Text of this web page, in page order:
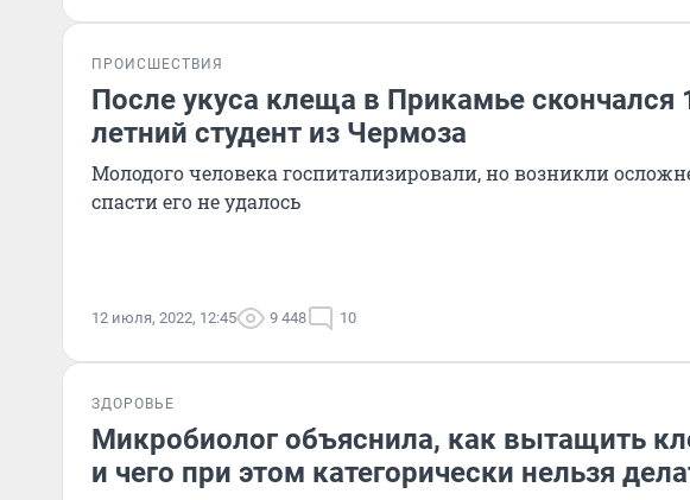
ПРОИСШЕСТВИЯ
После укуса клеща в Прикамье скончался
летний студент из Чермоза
Молодого человека госпитализировали, но возникли
спасти его не удалось
12 июля, 2022, 12:45 9 448 10
ЗДОРОВЬЕ
Микробиолог объяснила, как вытащить
и чего при этом категорически нельзя